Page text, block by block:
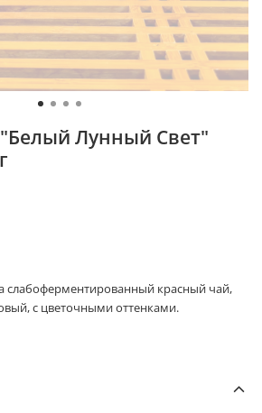
"Белый Лунный Свет"
слабоферментированный красный чай,
с цветочными оттенками.